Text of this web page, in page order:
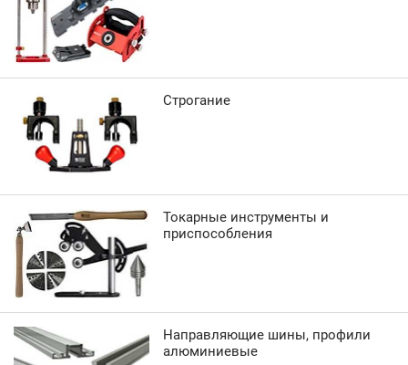
Строгание
Токарные инструменты и
приспособления
Направляющие шины, профили
алюминиевые